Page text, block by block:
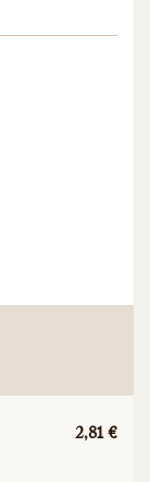
Prix
2,81 €